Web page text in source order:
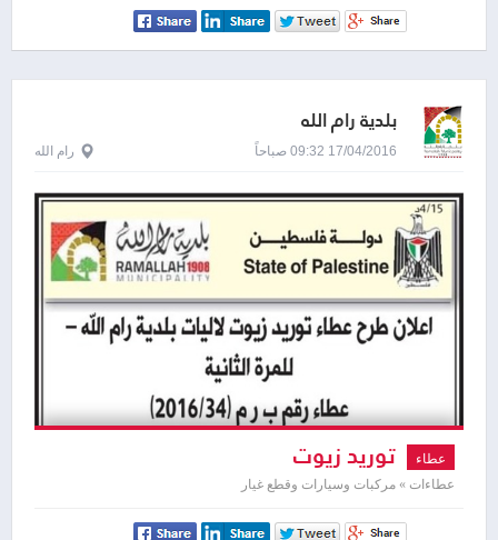
بلدية رام الله
17/04/2016 09:32 صباحاً رام الله
عطاء توريد زيوت
عطاءات » مركبات وسيارات وقطع غيار